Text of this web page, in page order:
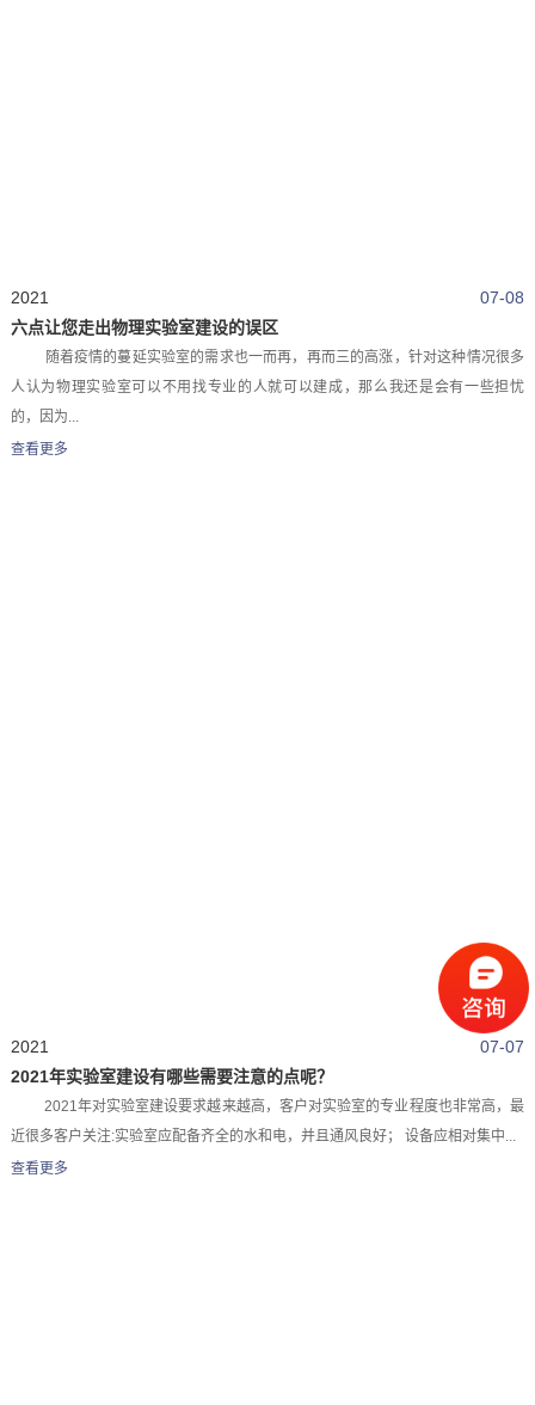
07-08
2021
六点让您走出物理实验室建设的误区
随着疫情的蔓延实验室的需求也一而再，再而三的高涨，针对这种情况很多
人认为物理实验室可以不用找专业的人就可以建成，那么我还是会有一些担忧
的，因为...
查看更多
07-07
2021
2021年实验室建设有哪些需要注意的点呢？
2021年对实验室建设要求越来越高，客户对实验室的专业程度也非常高，最
近很多客户关注:实验室应配备齐全的水和电，并且通风良好； 设备应相对集中...
查看更多